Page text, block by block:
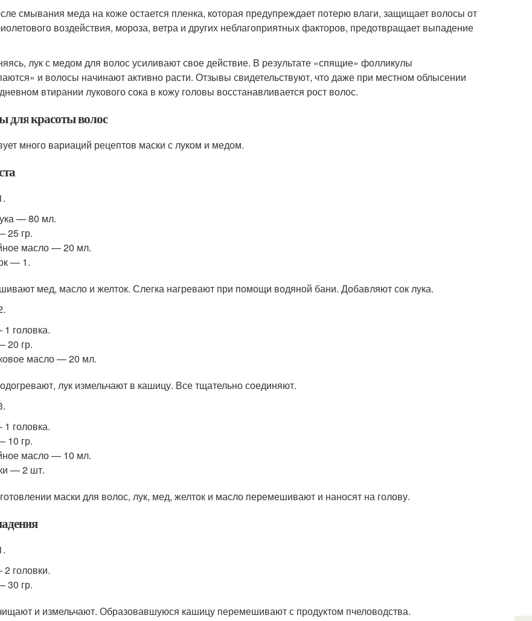
смывания меда на коже остается пленка, которая предупреждает потерю влаги, защищает волосы от
воздействия, мороза, ветра и других неблагоприятных факторов, предотвращает выпадение
лук с медом для волос усиливают свое действие. В результате «спящие» фолликулы
и волосы начинают активно расти. Отзывы свидетельствуют, что даже при местном облысении
втирании лукового сока в кожу головы восстанавливается рост волос.
для красоты волос
много вариаций рецептов маски с луком и медом.
— 80 мл.
25 гр.
масло — 20 мл.
— 1.
мед, масло и желток. Слегка нагревают при помощи водяной бани. Добавляют сок лука.
головка.
20 гр.
масло — 20 мл.
лук измельчают в кашицу. Все тщательно соединяют.
головка.
10 гр.
масло — 10 мл.
— 2 шт.
маски для волос, лук, мед, желток и масло перемешивают и наносят на голову.
головки.
30 гр.
и измельчают. Образовавшуюся кашицу перемешивают с продуктом пчеловодства.